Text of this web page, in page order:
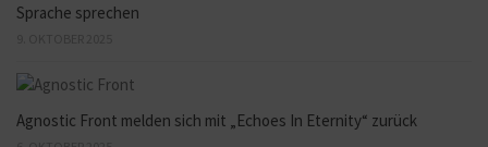
Sprache sprechen
Agnostic Front melden sich mit „Echoes In Eternity“ zurück